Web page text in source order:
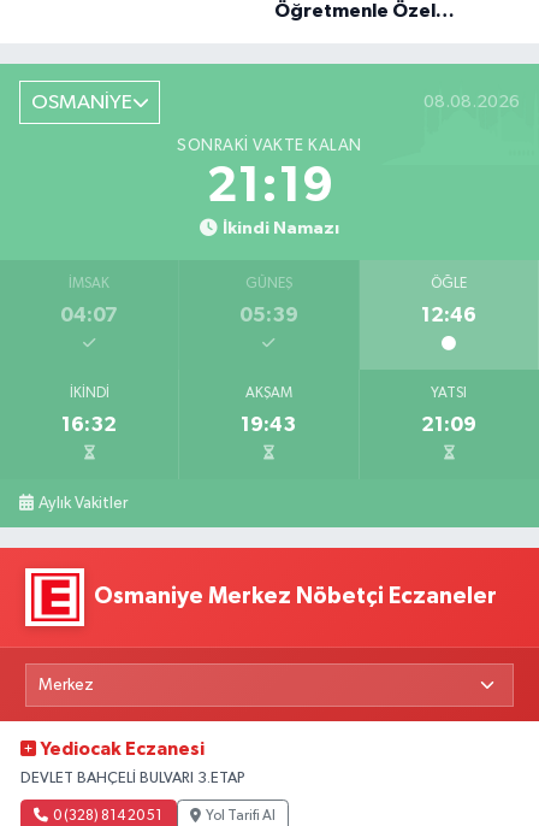
Öğretmenle Özel
OSMANİYE 08.08.2026
SONRAKI VAKTE KALAN
21:18
İkindi Namazı
İMSAK
04:07
GÜNEŞ
05:39
ÖĞLE
12:46
İKINDI
16:32
AKŞAM
19:43
YATSI
21:09
Aylık Vakitler
Osmaniye Merkez Nöbetçi Eczaneler
Yediocak Eczanesi
DEVLET BAHÇELİ BULVARI 3.ETAP
0 (328) 814 20 51 Yol Tarifi Al